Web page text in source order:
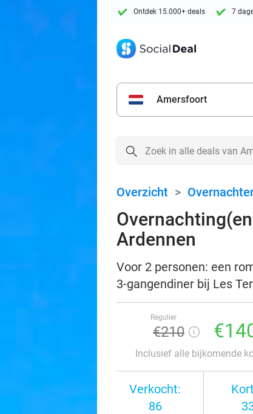
Ontdek 15.000+ deals 7
Amersfoort
Overzicht >
Ardennen
Voor 2 personen: een
3-gangendiner bij Les
Regulier
€210
Inclusief alle bijkomende
Verkocht:
86